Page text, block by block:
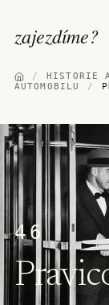
zajezdíme?
/ HISTORIE
AUTOMOBILU
/
46